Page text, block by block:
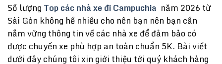
Số lượng Top các nhà xe đi Campuchia năm 2026 từ
Sài Gòn không hề nhiều cho nên bạn nên bạn cần
nắm vững thông tin về các nhà xe để đảm bảo có
được chuyến xe phù hợp an toàn chuẩn 5K. Bài viết
dưới đây chúng tôi xin giới thiệu tới quý khách hàng